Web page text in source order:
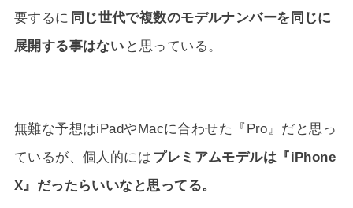
要するに 同じ世代で複数のモデルナンバーを同じに
展開する事はない と思っている。
無難な予想はiPadやMacに合わせた『Pro』だと思っ
ているが、個人的には プレミアムモデルは『iPhone
X』だったらいいなと思ってる。